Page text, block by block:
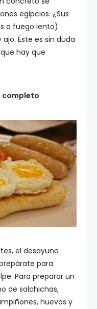
egipcios. ¿Sus
a fuego lento)
Éste es sin duda
hay que
completo
el desayuno
para
Para preparar un
de salchichas,
huevos y